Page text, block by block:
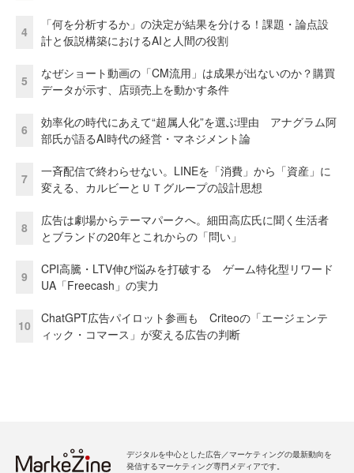
4
「何を分析するか」の決定が結果を分ける！課題・論点設
計と仮説構築におけるAIと人間の役割
5
なぜショート動画の「CM流用」は成果が出ないのか？購買
データが示す、店頭売上を動かす条件
6
効率化の時代にあえて“超属人化”を選ぶ理由 アナグラム阿
部氏が語るAI時代の経営・マネジメント論
7
一斉配信で終わらせない。LINEを「消費」から「資産」に
変える、カルビーとＵＴグループの設計思想
8
広告は劇場からテーマパークへ。細田高広氏に聞く生活者
とブランドの20年とこれからの「問い」
9
CPI高騰・LTV伸び悩みを打破する ゲーム特化型リワード
UA「Freecash」の実力
10
ChatGPT広告パイロット参画も Criteoの「エージェンテ
ィック・コマース」が変える広告の判断
デジタルを中心とした広告／マーケティングの最新動向を
発信するマーケティング専門メディアです。